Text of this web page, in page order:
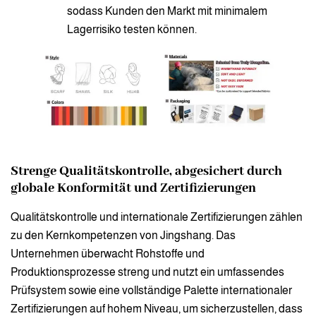
sodass Kunden den Markt mit minimalem
Lagerrisiko testen können.
Strenge Qualitätskontrolle, abgesichert durch
globale Konformität und Zertifizierungen
Qualitätskontrolle und internationale Zertifizierungen zählen
zu den Kernkompetenzen von Jingshang. Das
Unternehmen überwacht Rohstoffe und
Produktionsprozesse streng und nutzt ein umfassendes
Prüfsystem sowie eine vollständige Palette internationaler
Zertifizierungen auf hohem Niveau, um sicherzustellen, dass